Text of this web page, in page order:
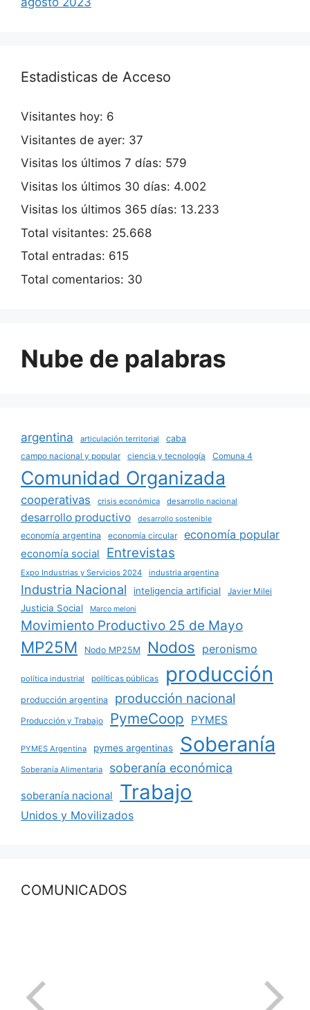
Estadisticas de Acceso
Visitantes hoy: 6
Visitantes de ayer: 37
Visitas los últimos 7 días: 579
Visitas los últimos 30 días: 4.002
Visitas los últimos 365 días: 13.233
Total visitantes: 25.668
Total entradas: 615
Total comentarios: 30
Nube de palabras
argentina articulación territorial
caba
campo nacional y popular
ciencia y tecnología Comuna 4
Comunidad Organizada
cooperativas crisis económica desarrollo nacional
desarrollo productivo desarrollo sostenible
economía argentina economía circular economía popular
economía social Entrevistas
Expo Industrias y Servicios 2024 industria argentina
Industria Nacional inteligencia artificial Javier Milei
Justicia Social Marco meloni
Movimiento Productivo 25 de Mayo
MP25M Nodo MP25M Nodos peronismo
política industrial políticas públicas producción
producción argentina producción nacional
Producción y Trabajo PymeCoop PYMES
PYMES Argentina pymes argentinas Soberanía
Soberanía Alimentaria soberanía económica
soberanía nacional Trabajo
Unidos y Movilizados
COMUNICADOS